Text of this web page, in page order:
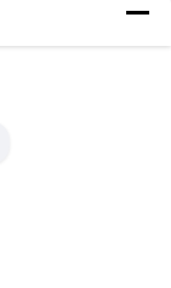
512 20W Led
IP65 Dengan